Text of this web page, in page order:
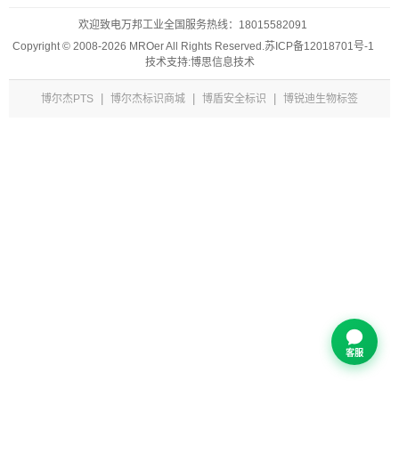
欢迎致电万邦工业全国服务热线： 18015582091
Copyright © 2008-2026 MROer All Rights Reserved. 苏ICP备12018701号-1
技术支持:博思信息技术
博尔杰PTS | 博尔杰标识商城 | 博盾安全标识 | 博锐迪生物标签
客服